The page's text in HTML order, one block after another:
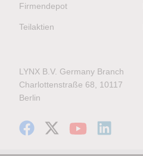
Firmendepot
Teilaktien
LYNX B.V. Germany Branch
Charlottenstraße 68, 10117
Berlin